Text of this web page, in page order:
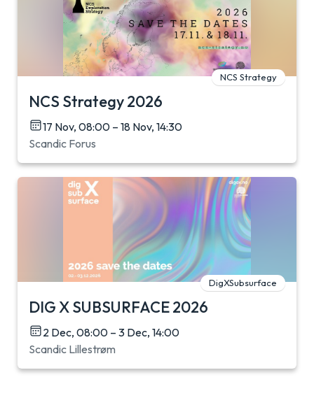
NCS Strategy
NCS Strategy 2026
17 Nov, 08:00 – 18 Nov, 14:30
Scandic Forus
DigXSubsurface
DIG X SUBSURFACE 2026
2 Dec, 08:00 – 3 Dec, 14:00
Scandic Lillestrøm